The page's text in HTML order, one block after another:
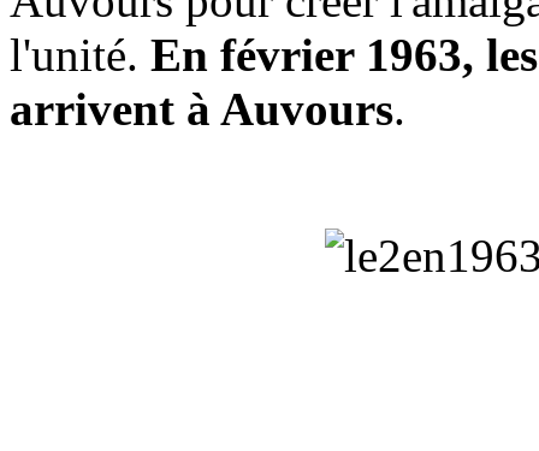
l'unité. En février 1963,
arrivent à Auvours.